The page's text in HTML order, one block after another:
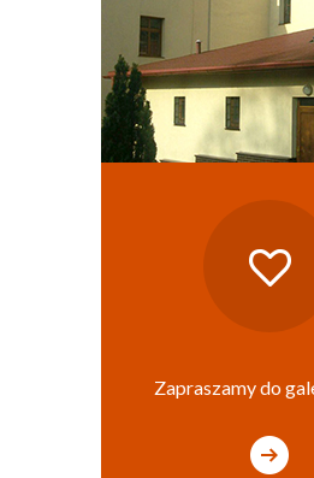
Zapraszamy do